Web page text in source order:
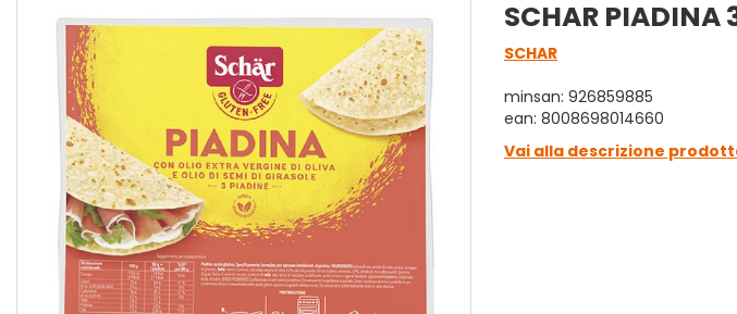
SCHAR PIADINA
SCHAR
minsan: 926859885
ean: 8008698014660
Vai alla descrizione